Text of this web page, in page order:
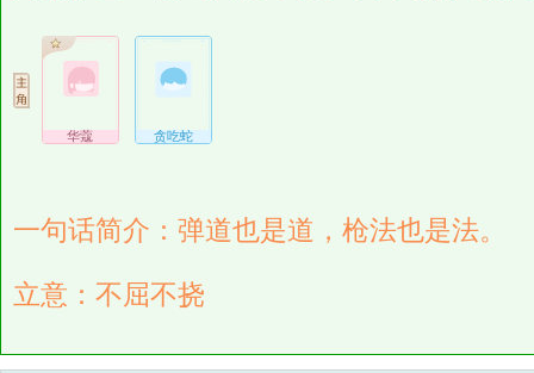
华蔻 贪吃蛇
一句话简介：弹道也是道，枪法也是法。
立意：不屈不挠